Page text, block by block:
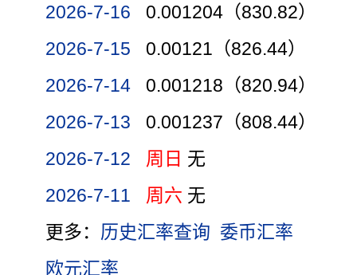
2026-7-16
0.001204（830.82）
2026-7-15
0.00121（826.44）
2026-7-14
0.001218（820.94）
2026-7-13
0.001237（808.44）
2026-7-12
周日 无
2026-7-11
周六 无
更多： 历史汇率查询 委币汇率
欧元汇率